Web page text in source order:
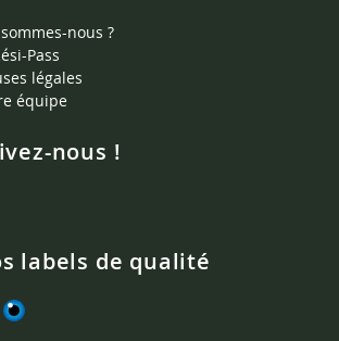
nous ?
Pass
légales
équipe
nous !
labels de qualité